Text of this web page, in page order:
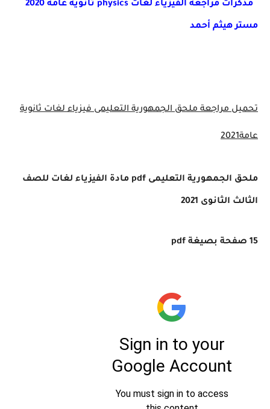
مذكرات مراجعة الفيزياء لغات physics ثانوية عامة 2020
مستر هيثم أحمد
تحميل مراجعة ملحق الجمهورية التعليمىفيزياء لغات ثانوية
عامة2021
ملحق الجمهورية التعليمى pdf مادة الفيزياء لغات للصف
الثالث الثانوى 2021
15 صفحة بصيغة pdf